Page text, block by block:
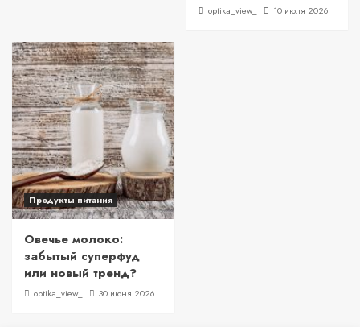
optika_view_ 10 июля 2026
Продукты питания
Овечье молоко:
забытый суперфуд
или новый тренд?
optika_view_ 30 июня 2026